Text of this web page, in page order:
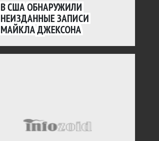
В США ОБНАРУЖИЛИ
НЕИЗДАННЫЕ ЗАПИСИ
МАЙКЛА ДЖЕКСОНА